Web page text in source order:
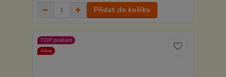
Přidat do košíku
TOP produkt
Akce